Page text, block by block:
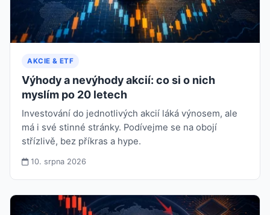
AKCIE & ETF
Výhody a nevýhody akcií: co si o nich
myslím po 20 letech
Investování do jednotlivých akcií láká výnosem, ale
má i své stinné stránky. Podívejme se na obojí
střízlivě, bez příkras a hype.
10. srpna 2026